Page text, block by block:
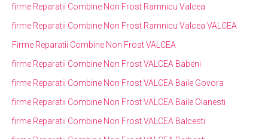
firme Reparatii Combine Non Frost Ramnicu Valcea
firme Reparatii Combine Non Frost Ramnicu Valcea VALCEA
Firme Reparatii Combine Non Frost VALCEA
firme Reparatii Combine Non Frost VALCEA Babeni
firme Reparatii Combine Non Frost VALCEA Baile Govora
firme Reparatii Combine Non Frost VALCEA Baile Olanesti
firme Reparatii Combine Non Frost VALCEA Balcesti